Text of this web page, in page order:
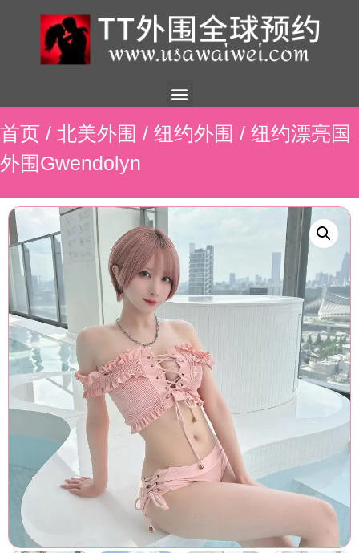
首页 / 北美外围 / 纽约外围 / 纽约漂亮国
外围Gwendolyn